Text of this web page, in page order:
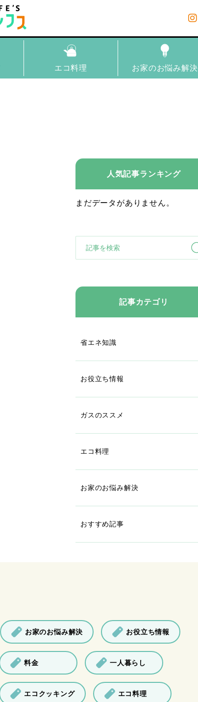
エコ料理 お家のお悩み解決
人気記事ランキング
まだデータがありません。
記事カテゴリ
省エネ知識
お役立ち情報
ガスのススメ
エコ料理
お家のお悩み解決
おすすめ記事
お家のお悩み解決 お役立ち情報
料金 一人暮らし
エコクッキング エコ料理